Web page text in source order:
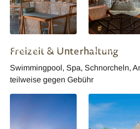
Club and Resort
Club and Resort
Restaurant
Freizeit & Unterhaltung
Swimmingpool, Spa, Schnorcheln,
teilweise gegen Gebühr